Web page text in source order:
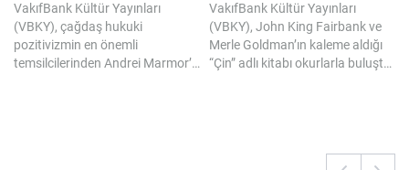
VakıfBank Kültür Yayınları
(VBKY), çağdaş hukuki
pozitivizmin en önemli
temsilcilerinden Andrei Marmor’un kaleme aldığı “Hukuk Felsefesi” adlı kitabı okurlarla buluşturuyor. Bu kapsamlı çalışma hukuk felsefesinin temel tartışmalarına odaklanıyor; pozitivist gelenekle eleştirel bir diyaloğa girerek geçerlilik, normatiflik, yorum ve hukuk dili etrafındaki meseleleri yoğun fakat anlaşılır bir üslupla ele alıyor.
VakıfBank Kültür Yayınları
(VBKY), John King Fairbank ve
Merle Goldman’ın kaleme aldığı
“Çin” adlı kitabı okurlarla buluşturuyor. Bu kapsamlı çalışma Çin’in yükselişini tarihsel derinliğiyle kavramak isteyenler için güçlü ve ufuk açıcı bir rehber olma özelliği taşıyor.